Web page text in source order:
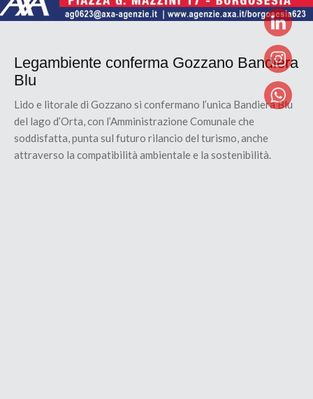
Legambiente conferma Gozzano Bandiera
Blu
Lido e litorale di Gozzano si confermano l’unica Bandiera Blu
del lago d’Orta, con l’Amministrazione Comunale che
soddisfatta, punta sul futuro rilancio del turismo, anche
attraverso la compatibilità ambientale e la sostenibilità.